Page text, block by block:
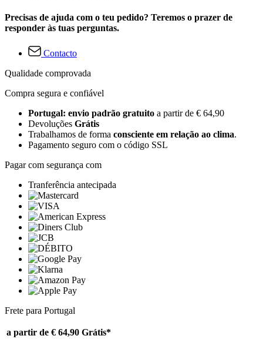
Precisas de ajuda com o teu pedido? Teremos o prazer de
responder às tuas perguntas.
Contacto
Qualidade comprovada
Compra segura e confiável
Portugal: envio padrão gratuito a partir de € 64,90
Devoluções Grátis
Trabalhamos de forma consciente em relação ao clima.
Pagamento seguro com o código SSL
Pagar com segurança com
Tranferência antecipada
Frete para Portugal
a partir de € 64,90 Grátis*